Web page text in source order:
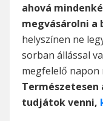
ahová
megvásárolni a
helyszínen ne
sorban állással
megfelelő napon
tudjátok venni,